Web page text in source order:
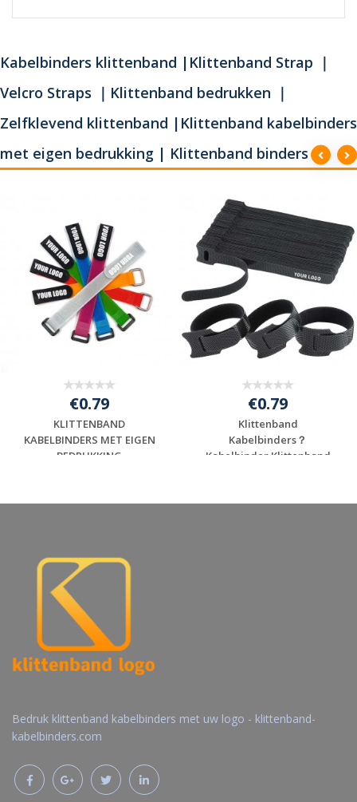
Kabelbinders klittenband |Klittenband Strap ｜
Velcro Straps ｜Klittenband bedrukken ｜
Zelfklevend klittenband |Klittenband kabelbinders
met eigen bedrukking | Klittenband binders
€0.79
KLITTENBAND
KABELBINDERS MET EIGEN
BEDRUKKING
€0.79
Klittenband
Kabelbinders？
Kabelbinder Klittenband
Bedruk klittenband kabelbinders met uw logo - klittenband-
kabelbinders.com